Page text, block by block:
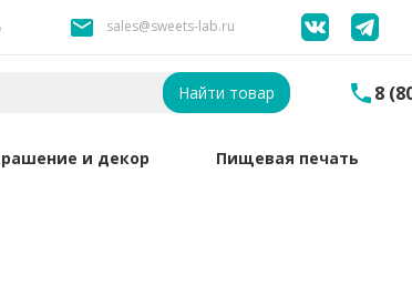
sales@sweets-lab.ru
Найти товар 8
и декор Пищевая печать